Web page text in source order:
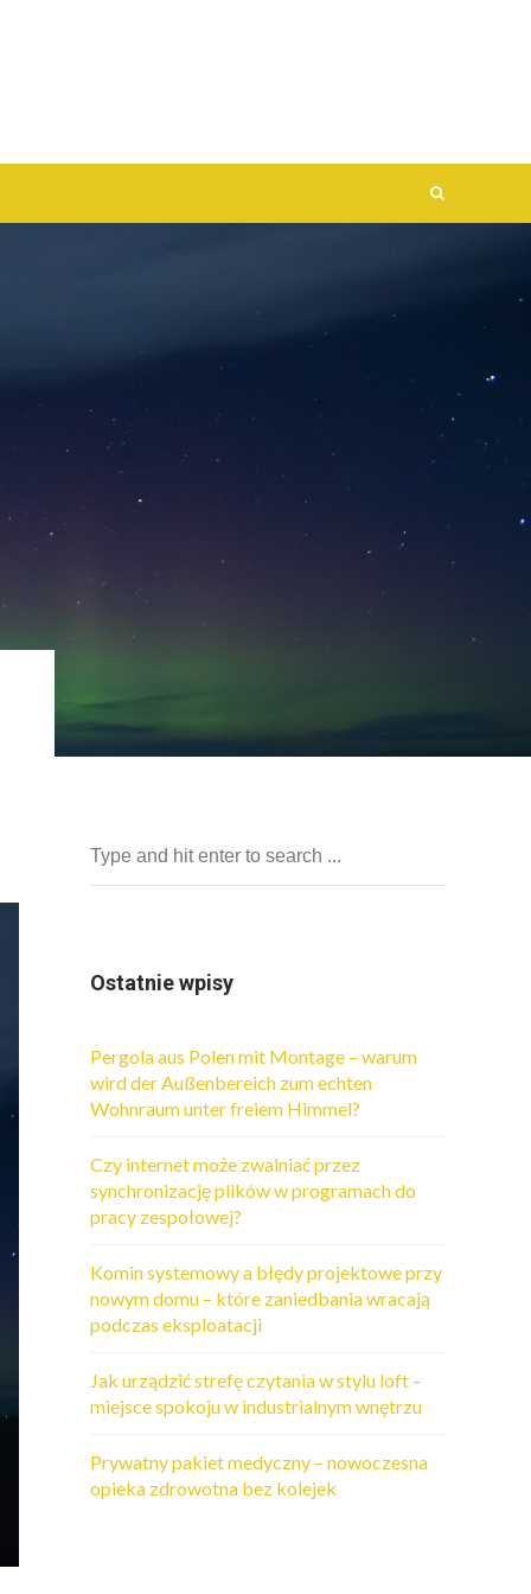
Ostatnie wpisy
Pergola aus Polen mit Montage – warum
wird der Außenbereich zum echten
Wohnraum unter freiem Himmel?
Czy internet może zwalniać przez
synchronizację plików w programach do
pracy zespołowej?
Komin systemowy a błędy projektowe przy
nowym domu – które zaniedbania wracają
podczas eksploatacji
Jak urządzić strefę czytania w stylu loft –
miejsce spokoju w industrialnym wnętrzu
Prywatny pakiet medyczny – nowoczesna
opieka zdrowotna bez kolejek